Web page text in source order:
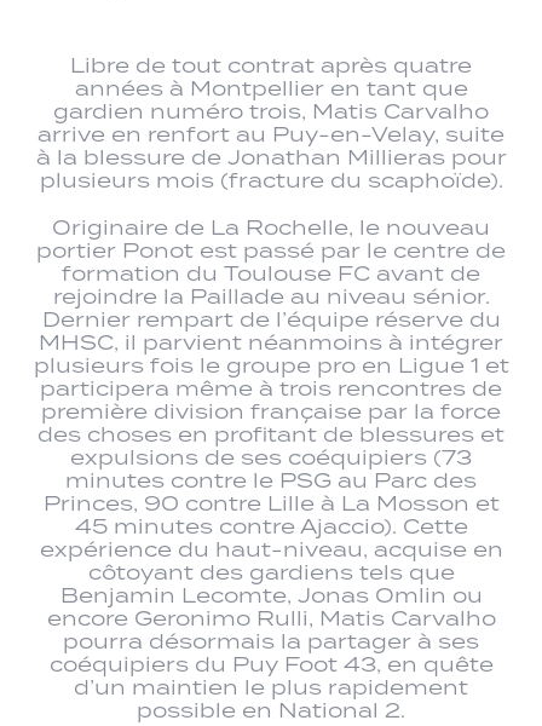
Libre de tout contrat après quatre
années à Montpellier en tant que
gardien numéro trois, Matis Carvalho
arrive en renfort au Puy-en-Velay, suite
à la blessure de Jonathan Millieras pour
plusieurs mois (fracture du scaphoïde).
Originaire de La Rochelle, le nouveau
portier Ponot est passé par le centre de
formation du Toulouse FC avant de
rejoindre la Paillade au niveau sénior.
Dernier rempart de l’équipe réserve du
MHSC, il parvient néanmoins à intégrer
plusieurs fois le groupe pro en Ligue 1 et
participera même à trois rencontres de
première division française par la force
des choses en profitant de blessures et
expulsions de ses coéquipiers (73
minutes contre le PSG au Parc des
Princes, 90 contre Lille à La Mosson et
45 minutes contre Ajaccio). Cette
expérience du haut-niveau, acquise en
côtoyant des gardiens tels que
Benjamin Lecomte, Jonas Omlin ou
encore Geronimo Rulli, Matis Carvalho
pourra désormais la partager à ses
coéquipiers du Puy Foot 43, en quête
d’un maintien le plus rapidement
possible en National 2.